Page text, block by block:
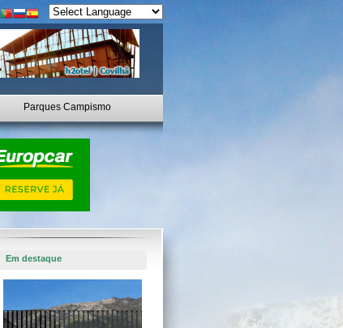
Parques Campismo
Em destaque